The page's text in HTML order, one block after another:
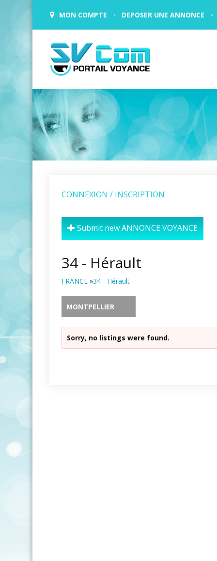
MON COMPTE DEPOSER UNE ANNONCE
CONNEXION / INSCRIPTION
Submit new ANNONCE VOYANCE
34 - Hérault
FRANCE »34 - Hérault
MONTPELLIER
Sorry, no listings were found.